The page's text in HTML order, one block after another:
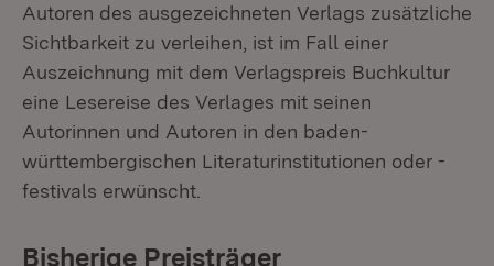
Autoren des ausgezeichneten Verlags zusätzliche
Sichtbarkeit zu verleihen, ist im Fall einer
Auszeichnung mit dem Verlagspreis Buchkultur
eine Lesereise des Verlages mit seinen
Autorinnen und Autoren in den baden-
württembergischen Literaturinstitutionen oder -
festivals erwünscht.
Bisherige Preisträger